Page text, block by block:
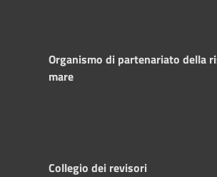
Organismo di partenariato della
mare
Collegio dei revisori